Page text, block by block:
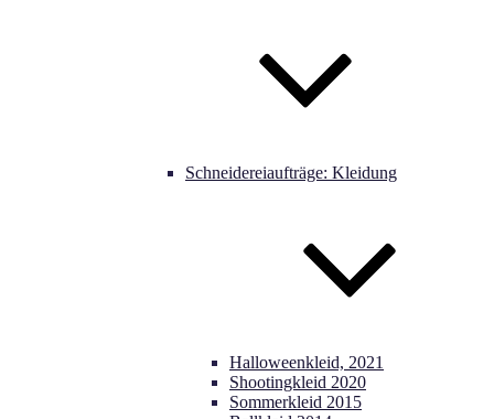
Schneidereiaufträge: Kleidung
Halloweenkleid, 2021
Shootingkleid 2020
Sommerkleid 2015